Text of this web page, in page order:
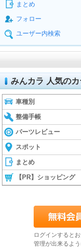
まとめ
フォロー
ユーザー内検索
みんカラ 人気のカ
車種別
整備手帳
パーツレビュー
スポット
まとめ
【PR】ショッピング
ログインすると
管理が出来るよ